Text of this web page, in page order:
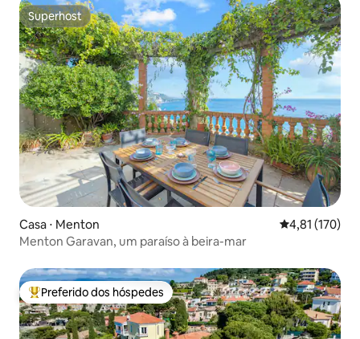
Superhost
Superhost
Casa ⋅ Menton 4,81 de uma
4,81 (170)
Menton Garavan, um paraíso à beira-mar
Entre os melhores preferidos dos hóspedes
Preferido dos hóspedes